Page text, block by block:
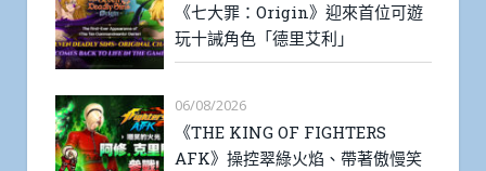
《七大罪：Origin》迎來首位可遊
玩十誡角色「德里艾利」
06/08/2026
《THE KING OF FIGHTERS
AFK》操控翠綠火焰、帶著傲慢笑